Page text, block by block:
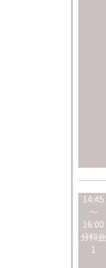
14:45
～
16:00
分科会
1